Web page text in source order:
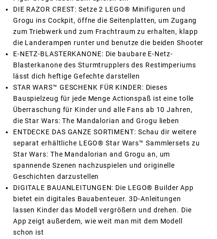
DIE RAZOR CREST: Setze 2 LEGO® Minifiguren und
Grogu ins Cockpit, öffne die Seitenplatten, um Zugang
zum Triebwerk und zum Frachtraum zu erhalten, klapp
die Landerampen runter und benutze die beiden Shooter
E-NETZ-BLASTERKANONE: Die baubare E-Netz-
Blasterkanone des Sturmtrupplers des Restimperiums
lässt dich heftige Gefechte darstellen
STAR WARS™ GESCHENK FÜR KINDER: Dieses
Bauspielzeug für jede Menge Actionspaß ist eine tolle
Überraschung für Kinder und alle Fans ab 10 Jahren,
die Star Wars: The Mandalorian and Grogu lieben
ENTDECKE DAS GANZE SORTIMENT: Schau dir weitere
separat erhältliche LEGO® Star Wars™ Sammlersets zu
Star Wars: The Mandalorian and Grogu an, um
spannende Szenen nachzuspielen und originelle
Geschichten darzustellen
DIGITALE BAUANLEITUNGEN: Die LEGO® Builder App
bietet ein digitales Bauabenteuer. 3D-Anleitungen
lassen Kinder das Modell vergrößern und drehen. Die
App zeigt außerdem, wie weit man mit dem Modell
schon ist